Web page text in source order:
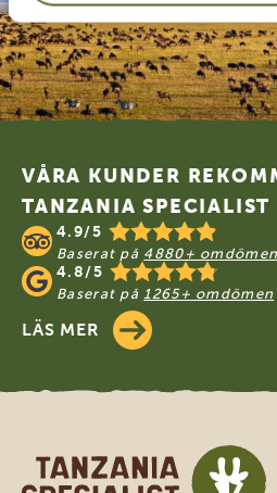
Footer
VÅRA KUNDER
TANZANIA SPECIALIST
4.9/5
Baserat på 4880+ omdömen
4.8/5
Baserat på 1265+ omdömen
LÄS MER
Tanzania Specialist